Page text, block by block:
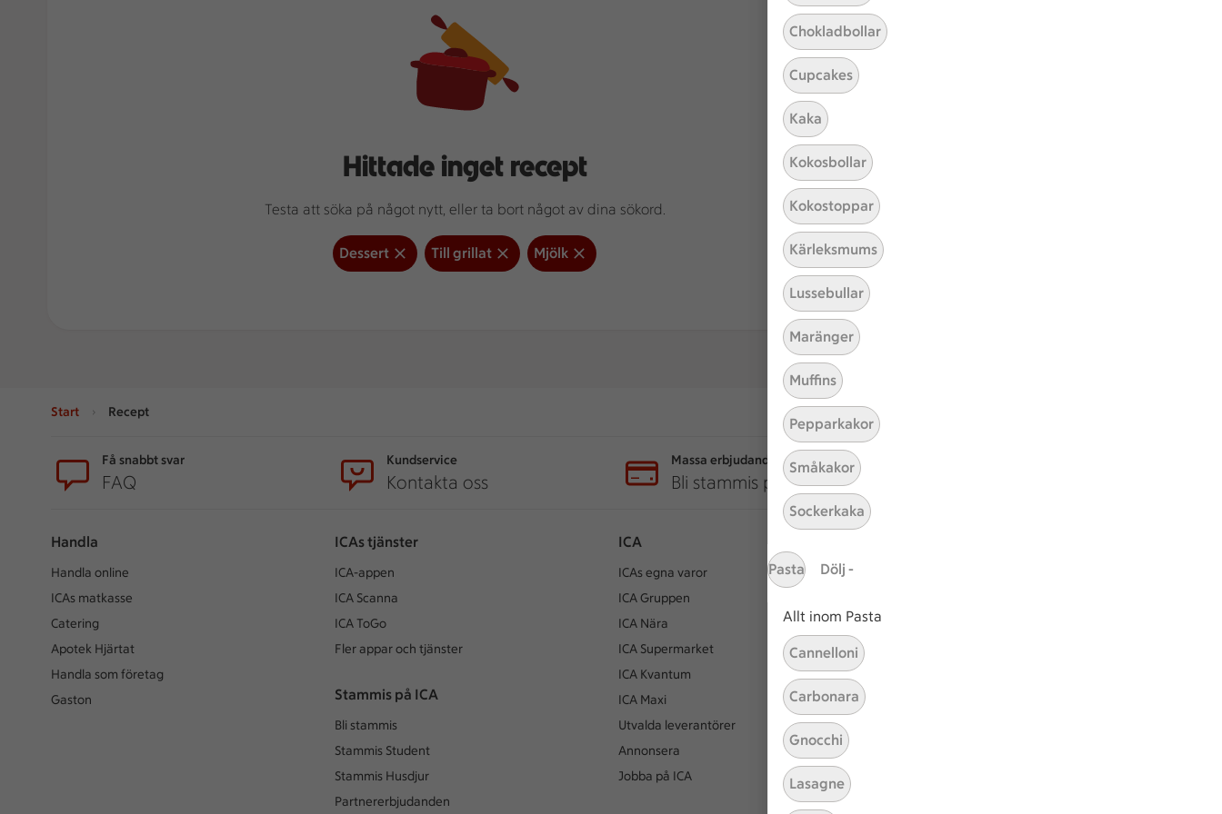
Chokladbollar
Cupcakes
Kaka
Kokosbollar
Kokostoppar
Kärleksmums
Lussebullar
Maränger
Muffins
Pepparkakor
Småkakor
Sockerkaka
Pasta Dölj -
Allt inom Pasta
Cannelloni
Carbonara
Gnocchi
Lasagne
Hittade inget recept
Testa att söka på något nytt, eller ta bort något av dina sökord.
Dessert Till grillat Mjölk
Start Recept
Få snabbt svar
FAQ
Kundservice
Kontakta oss
Massa erbjudanden
Bli stammis på ICA
Handla
Handla online
ICAs matkasse
Catering
Apotek Hjärtat
Handla som företag
Gaston
ICAs tjänster
ICA-appen
ICA Scanna
ICA ToGo
Fler appar och tjänster
Stammis på ICA
Bli stammis
Stammis Student
Stammis Husdjur
Partnererbjudanden
ICA
ICAs egna varor
ICA Gruppen
ICA Nära
ICA Supermarket
ICA Kvantum
ICA Maxi
Utvalda leverantörer
Annonsera
Jobba på ICA